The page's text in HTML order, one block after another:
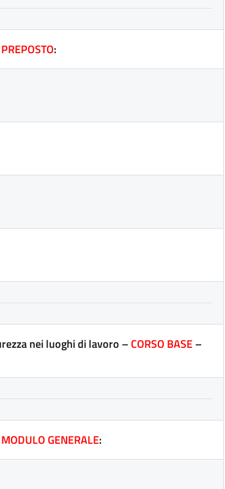
PREPOSTO:
nei luoghi di lavoro – CORSO BASE–
MODULO GENERALE: